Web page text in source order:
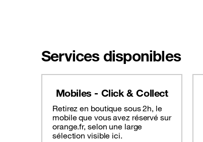
Services disponibles
Mobiles - Click & Collect
Retirez en boutique sous 2h, le
mobile que vous avez réservé sur
orange.fr, selon une large
sélection visible ici.